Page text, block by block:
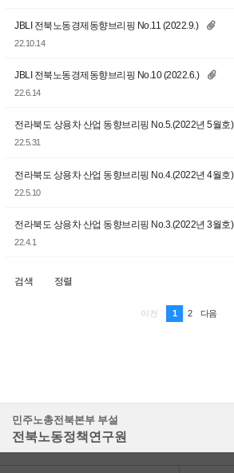
JBLI 전북노동경제동향브리핑 No.11 (2022.9.)
22.10.14
JBLI 전북노동경제동향브리핑 No.10 (2022.6.)
22.6.14
전라북도 상용차 산업 동향브리핑 No.5.(2022년 5월호)
22.5.31
전라북도 상용차 산업 동향브리핑 No.4.(2022년 4월호)
22.5.10
전라북도 상용차 산업 동향브리핑 No.3.(2022년 3월호)
22.4.1
검색 정렬
이전 1 2 다음
민주노총전북본부 부설
전북노동정책연구원